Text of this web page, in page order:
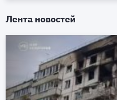
Лента новостей